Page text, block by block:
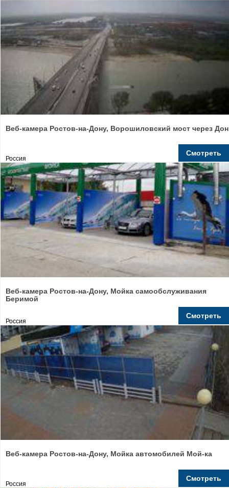
Веб-камера Ростов-на-Дону, Ворошиловский мост через Дон
Россия
Смотреть
Веб-камера Ростов-на-Дону, Мойка самообслуживания
Беримой
Россия
Смотреть
Веб-камера Ростов-на-Дону, Мойка автомобилей Мой-ка
Россия
Смотреть